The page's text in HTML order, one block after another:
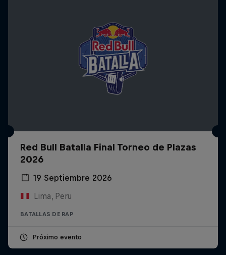
Red Bull Batalla Final Torneo de Plazas
2026
19 Septiembre 2026
Lima, Peru
BATALLAS DE RAP
Próximo evento